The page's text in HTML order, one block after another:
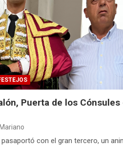
Puerta de los Cónsules
Mariano
con el gran tercero, un